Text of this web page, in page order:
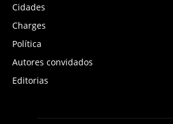
Cidades
Charges
Política
Autores convidados
Editorias